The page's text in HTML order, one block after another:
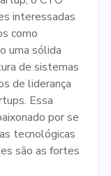
equipe
única
de
com
interessadas
como
uma sólida
de sistemas
de liderança
Essa
por se
tecnológicas
são as fortes